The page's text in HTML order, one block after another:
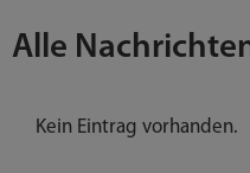
Alle
Kein Eintrag vorhanden.